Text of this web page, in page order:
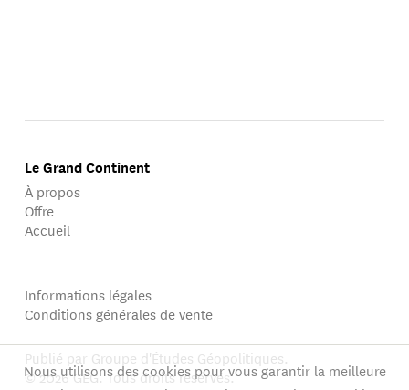
Le Grand Continent
À propos
Offre
Accueil
Informations légales
Conditions générales de vente
Publié par Groupe d'Études Géopolitiques.
© 2026 GEG. Tous droits réservés.
Nous utilisons des cookies pour vous garantir la meilleure